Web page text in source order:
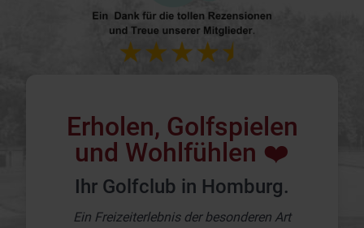
Erholen, Golfspielen
und Wohlfühlen ❤️
Ihr Golfclub in Homburg.
Ein Freizeiterlebnis der besonderen Art